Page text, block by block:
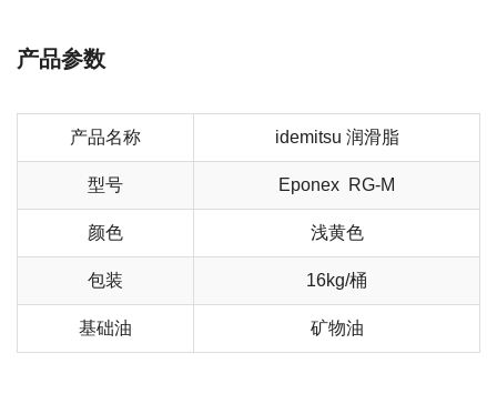
产品参数
产品名称 idemitsu 润滑脂
型号 Eponex RG-M
颜色 浅黄色
包装 16kg/桶
基础油 矿物油